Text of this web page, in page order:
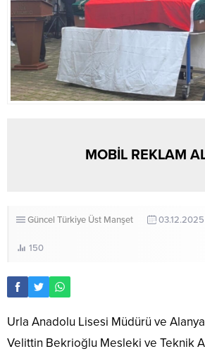
MOBİL REKLAM
Güncel Türkiye Üst Manşet 03.12.2025
150
Urla Anadolu Lisesi Müdürü ve Alanya
Velittin Bekrioğlu Mesleki ve Teknik